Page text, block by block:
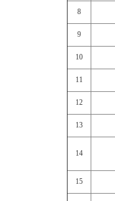
8
9
10
11
12
13
14
15